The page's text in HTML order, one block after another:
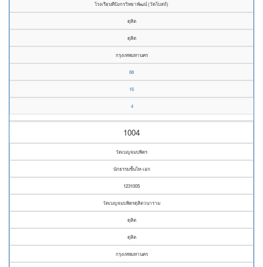
โรงเรียนทีปังกรวิทยาพัฒน์ (วัดโบสถ์)
ดุสิต
ดุสิต
กรุงเทพมหานคร
88
16
4
1004
วัดเบญจมบพิตร
นักธรรมชั้นโท-เอก
1231005
วัดเบญจมบพิตรดุสิตวนาราม
ดุสิต
ดุสิต
กรุงเทพมหานคร